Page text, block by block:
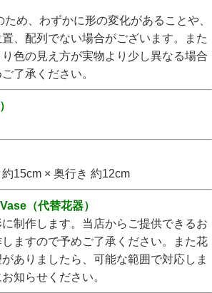
め、わずかに形の変化があることや、
、配列でない場合がございます。また
色の見え方が実物より少し異なる場合
了承ください。
15cm × 奥行き 約12cm
（代替花器）
制作します。当店からご提供できるお
ますので予めご了承ください。また花
ありましたら、可能な範囲で対応しま
知らせください。